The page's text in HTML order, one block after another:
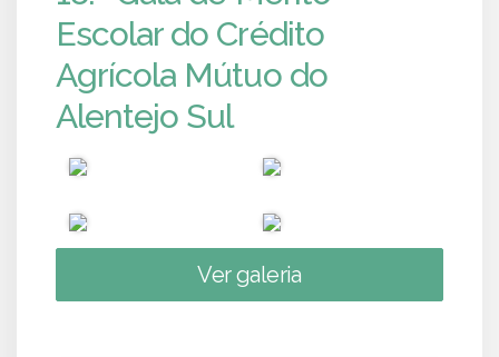
Escolar do Crédito
Agrícola Mútuo do
Alentejo Sul
Ver galeria